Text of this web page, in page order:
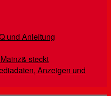
und Anleitung
steckt
Anzeigen und